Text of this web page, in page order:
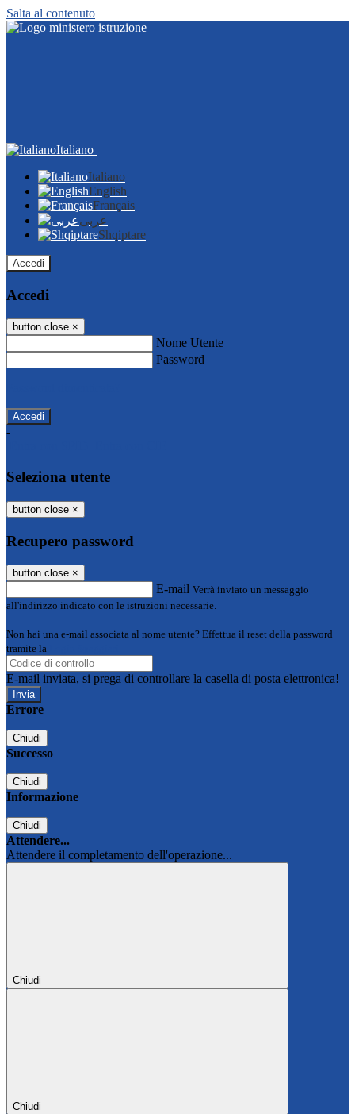
Salta al contenuto
Italiano
Italiano
English
Français
عربى
Shqiptare
Accedi
Accedi
button close ×
Nome Utente
Password
-
Seleziona utente
button close ×
Recupero password
button close ×
E-mail Verrà inviato un messaggio
all'indirizzo indicato con le istruzioni necessarie.
Non hai una e-mail associata al nome utente? Effettua il reset della password
tramite la
E-mail inviata, si prega di controllare la casella di posta elettronica!
Errore
Chiudi
Successo
Chiudi
Informazione
Chiudi
Attendere...
Attendere il completamento dell'operazione...
Chiudi
Chiudi